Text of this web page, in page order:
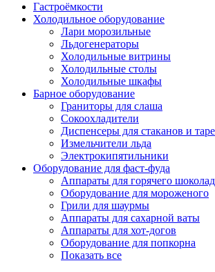
Гастроёмкости
Холодильное оборудование
Лари морозильные
Льдогенераторы
Холодильные витрины
Холодильные столы
Холодильные шкафы
Барное оборудование
Граниторы для слаша
Сокоохладители
Диспенсеры для стаканов и
Измельчители льда
Электрокипятильники
Оборудование для фаст-фуда
Аппараты для горячего
Оборудование для мороженого
Грили для шаурмы
Аппараты для сахарной ваты
Аппараты для хот-догов
Оборудование для попкорна
Показать все